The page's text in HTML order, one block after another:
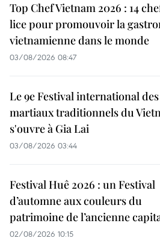
Top Chef Vietnam 2026 : 14
lice pour promouvoir la
vietnamienne dans le monde
03/08/2026 08:47
Le 9e Festival international
martiaux traditionnels du
s'ouvre à Gia Lai
03/08/2026 03:44
Festival Huê 2026 : un Festival
d’automne aux couleurs du
patrimoine de l’ancienne
02/08/2026 10:15